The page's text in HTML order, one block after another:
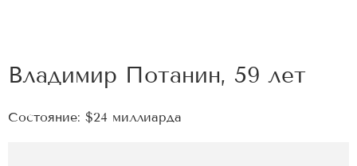
Владимир Потанин, 59 лет
Состояние: $24 миллиарда